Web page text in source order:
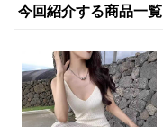
今回紹介する商品一覧